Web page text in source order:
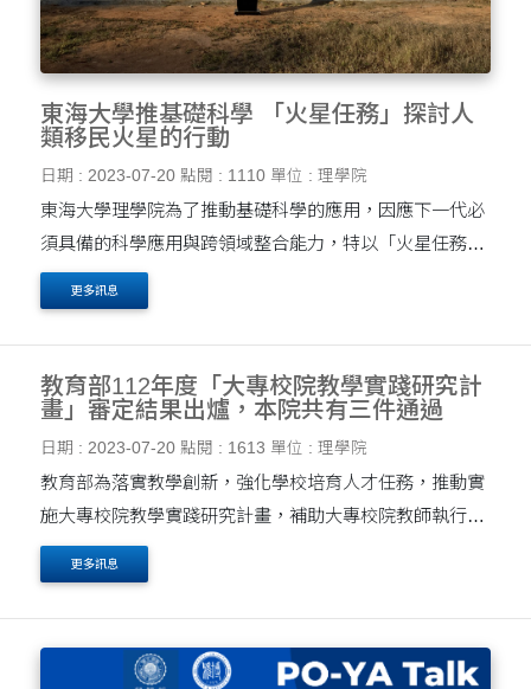
東海大學推基礎科學 「火星任務」探討人
類移民火星的行動
日期 : 2023-07-20 點閱 : 1110 單位 : 理學院
東海大學理學院為了推動基礎科學的應用，因應下一代必
須具備的科學應用與跨領域整合能力，特以「火星任務」
為主題規劃了創意科學實作整合性課程 ，該課程由應用物
理、化學、生命科學與應用數學系的教師搭配科博館的....
更多訊息
教育部112年度「大專校院教學實踐研究計
畫」審定結果出爐，本院共有三件通過
日期 : 2023-07-20 點閱 : 1613 單位 : 理學院
教育部為落實教學創新，強化學校培育人才任務，推動實
施大專校院教學實踐研究計畫，補助大專校院教師執行教
學實踐之相關研究， 透過教育現場提出問題，並藉由課程
設計、教材教法、或引入教具、科技媒體運用等方....
更多訊息